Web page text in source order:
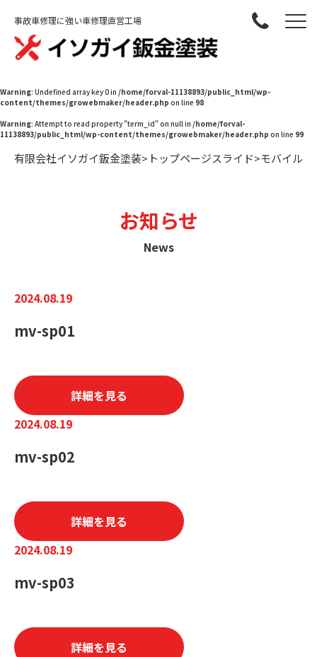
事故車修理に強い車修理直営工場
Warning: Undefined array key 0 in /home/forval-11138893/public_html/wp-
content/themes/growebmaker/header.php on line 98
Warning: Attempt to read property "term_id" on null in /home/forval-
11138893/public_html/wp-content/themes/growebmaker/header.php on line 99
有限会社イソガイ鈑金塗装> トップページスライド>モバイル
お知らせ
News
2024.08.19
mv-sp01
詳細を見る
2024.08.19
mv-sp02
詳細を見る
2024.08.19
mv-sp03
詳細を見る